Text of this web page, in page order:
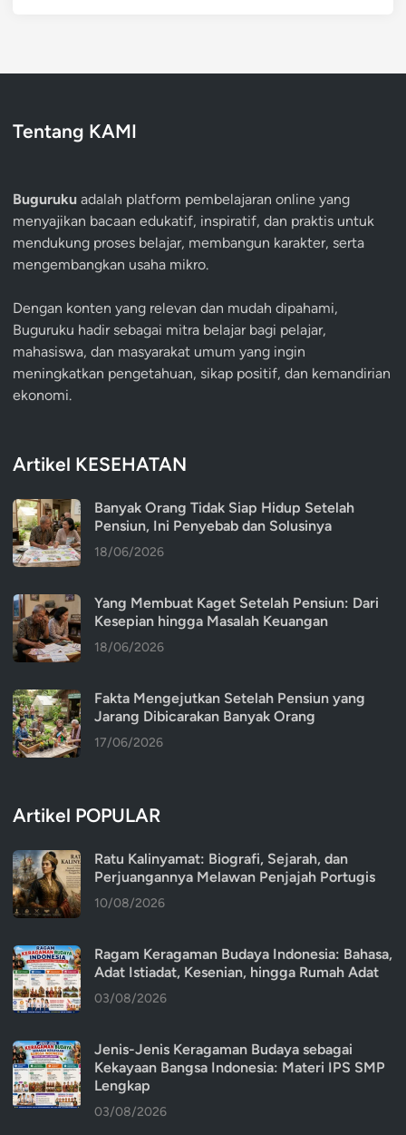
Tentang KAMI
Buguruku adalah platform pembelajaran online yang
menyajikan bacaan edukatif, inspiratif, dan praktis untuk
mendukung proses belajar, membangun karakter, serta
mengembangkan usaha mikro.
Dengan konten yang relevan dan mudah dipahami,
Buguruku hadir sebagai mitra belajar bagi pelajar,
mahasiswa, dan masyarakat umum yang ingin
meningkatkan pengetahuan, sikap positif, dan kemandirian
ekonomi.
Artikel KESEHATAN
Banyak Orang Tidak Siap Hidup Setelah
Pensiun, Ini Penyebab dan Solusinya
18/06/2026
Yang Membuat Kaget Setelah Pensiun: Dari
Kesepian hingga Masalah Keuangan
18/06/2026
Fakta Mengejutkan Setelah Pensiun yang
Jarang Dibicarakan Banyak Orang
17/06/2026
Artikel POPULAR
Ratu Kalinyamat: Biografi, Sejarah, dan
Perjuangannya Melawan Penjajah Portugis
10/08/2026
Ragam Keragaman Budaya Indonesia: Bahasa,
Adat Istiadat, Kesenian, hingga Rumah Adat
03/08/2026
Jenis-Jenis Keragaman Budaya sebagai
Kekayaan Bangsa Indonesia: Materi IPS SMP
Lengkap
03/08/2026